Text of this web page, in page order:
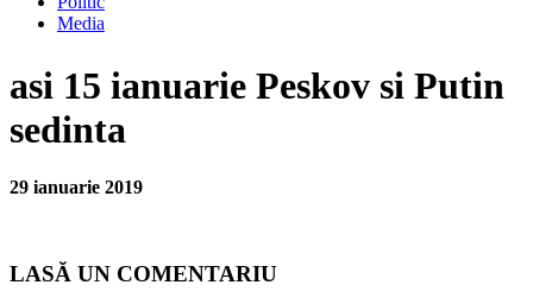
Media
asi 15 ianuarie Peskov si Putin
sedinta
29 ianuarie 2019
LASĂ UN COMENTARIU